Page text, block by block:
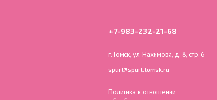
+7-983-232-21-68
г.Томск, ул. Нахимова, д. 8, стр. 6
spurt@spurt.tomsk.ru
Политика в отношении